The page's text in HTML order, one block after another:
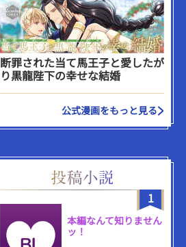
断罪された当て馬王子と愛したが
り黒龍陛下の幸せな結婚
公式漫画をもっと見る
1
本編なんて知りません
ッ！